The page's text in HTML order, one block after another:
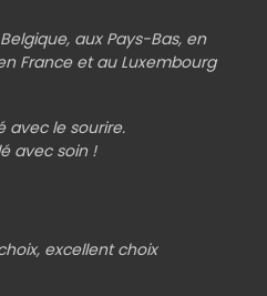
aux Pays-Bas, en
France et au Luxembourg
avec le sourire.
avec soin !
excellent choix